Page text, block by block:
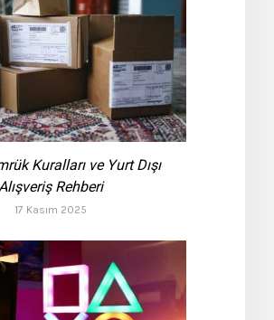
Kuralları ve Yurt Dışı
Alışveriş Rehberi
17 Kasım 2025